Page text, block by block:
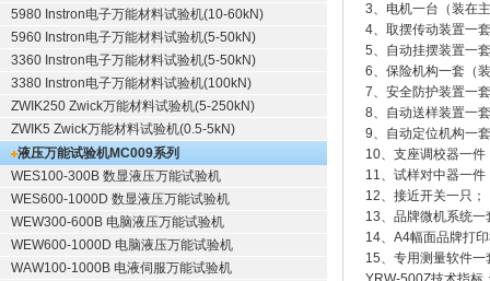
5980 Instron电子万能材料试验机(10-60kN)
5960 Instron电子万能材料试验机(5-50kN)
3360 Instron电子万能材料试验机(5-50kN)
3380 Instron电子万能材料试验机(100kN)
ZWIK250 Zwick万能材料试验机(5-250kN)
ZWIK5 Zwick万能材料试验机(0.5-5kN)
液压万能试验机MC009系列
WES100-300B 数显液压万能试验机
WES600-1000D 数显液压万能试验机
WEW300-600B 电脑液压万能试验机
WEW600-1000D 电脑液压万能试验机
WAW100-1000B 电液伺服万能试验机
3、电机一台（装在
4、取摆传动装置一
5、自动挂摆装置一
6、保险机构一套（
7、安全防护装置一
8、自动送样装置一
9、自动定位机构一
10、支座调校器一件
11、试样对中器一件
12、接近开关一只；
13、品牌微机系统一
14、A4幅面品牌打
15、专用测量软件一